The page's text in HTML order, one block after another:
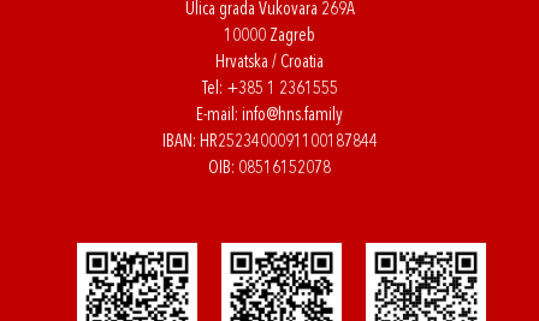
Ulica grada Vukovara 269A
10000 Zagreb
Hrvatska / Croatia
Tel: +385 1 2361555
E-mail: info@hns.family
IBAN: HR2523400091100187844
OIB: 08516152078